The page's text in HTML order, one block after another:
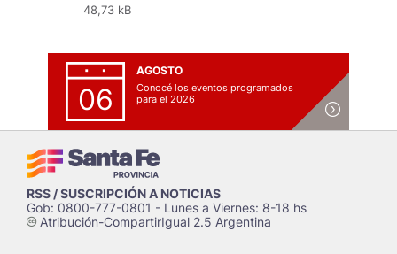
48,73 kB
06
AGOSTO
Conocé los eventos programados
para el 2026
RSS / SUSCRIPCIÓN A NOTICIAS
Gob: 0800-777-0801 - Lunes a Viernes: 8-18 hs
cAtribución-CompartirIgual 2.5 Argentina